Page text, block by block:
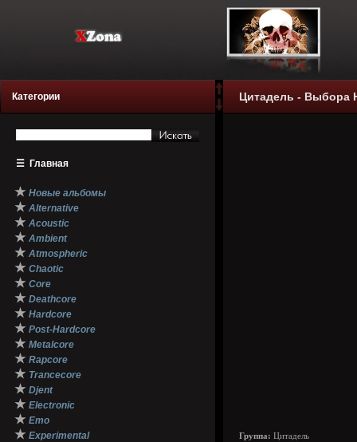
Категории
☰ Главная
★ Новые альбомы
★ Alternative
★ Acoustic
★ Ambient
★ Atmospheric
★ Chaotic
★ Core
★ Deathcore
★ Hardcore
★ Post-Hardcore
★ Metalcore
★ Rapcore
★ Trancecore
★ Djent
★ Electronic
★ Emo
★ Experimental
Цитадель - Выбора
Группа: Цитадель